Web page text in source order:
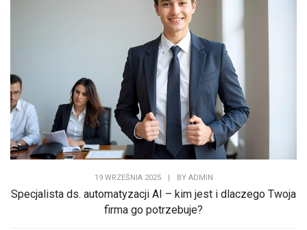
19 WRZEŚNIA 2025 | BY ADMIN
Specjalista ds. automatyzacji AI – kim jest i dlaczego Twoja
firma go potrzebuje?